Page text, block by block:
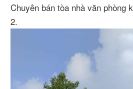
Chuyên bán tòa nhà văn phòng
2.